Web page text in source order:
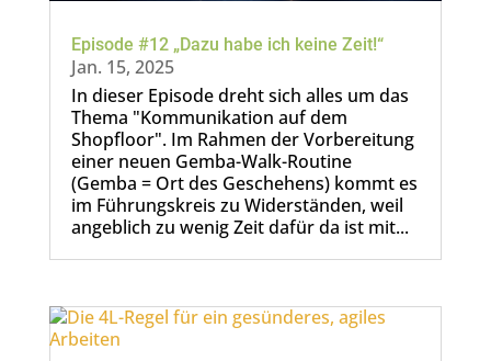
Episode #12 „Dazu habe ich keine Zeit!“
Jan. 15, 2025
In dieser Episode dreht sich alles um das
Thema "Kommunikation auf dem
Shopfloor". Im Rahmen der Vorbereitung
einer neuen Gemba-Walk-Routine
(Gemba = Ort des Geschehens) kommt es
im Führungskreis zu Widerständen, weil
angeblich zu wenig Zeit dafür da ist mit...